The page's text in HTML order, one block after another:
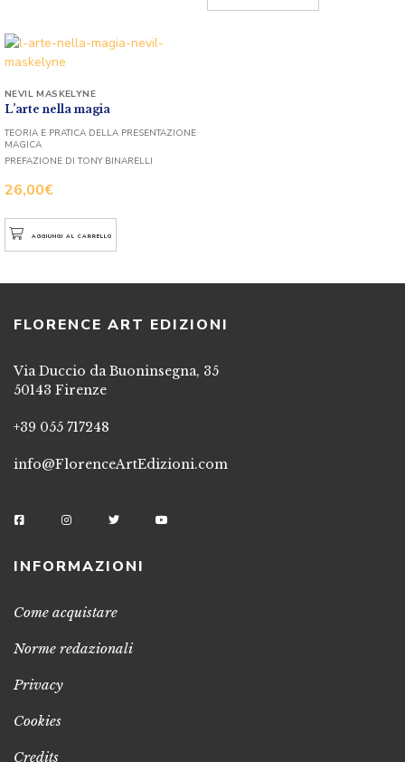
L’arte nella magia
26,00€
NEVIL MASKELYNE
TEORIA E PRATICA DELLA PRESENTAZIONE
MAGICA
PREFAZIONE DI TONY BINARELLI
AGGIUNGI AL CARRELLO
FLORENCE ART EDIZIONI
Via Duccio da Buoninsegna, 35
50143 Firenze
+39 055 717248
info@FlorenceArtEdizioni.com
INFORMAZIONI
Come acquistare
Norme redazionali
Privacy
Cookies
Credits